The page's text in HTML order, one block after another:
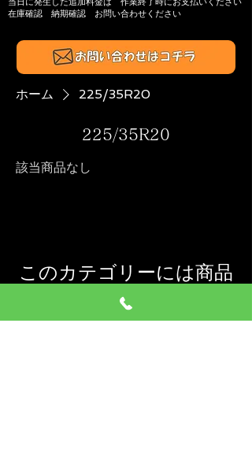
在庫確認 納期確認 お問い合わせください​
ホーム 225/35R20
225/35R20
該当商品なし
このカテゴリーには商品
はありません…